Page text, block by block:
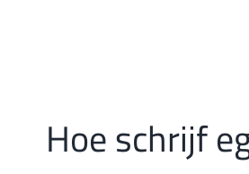
مقالاتHoe schrijf